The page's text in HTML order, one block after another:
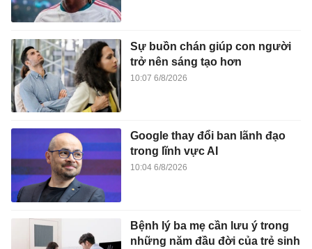
Sự buồn chán giúp con người
trở nên sáng tạo hơn
10:07 6/8/2026
Google thay đổi ban lãnh đạo
trong lĩnh vực AI
10:04 6/8/2026
Bệnh lý ba mẹ cần lưu ý trong
những năm đầu đời của trẻ sinh